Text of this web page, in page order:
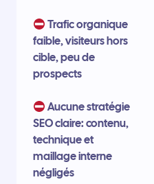
Trafic organique
faible, visiteurs hors
cible, peu de
prospects
Aucune stratégie
SEO claire: contenu,
technique et
maillage interne
négligés